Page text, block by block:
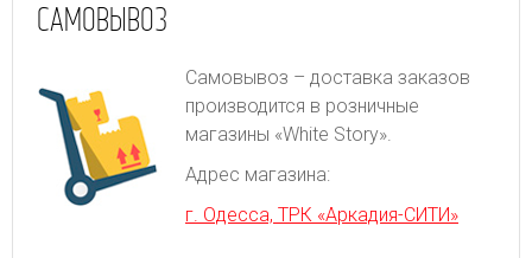
САМОВЫВОЗ
Самовывоз – доставка заказов
производится в розничные
магазины «White Story».
Адрес магазина:
г. Одесса, ТРК «Аркадия-СИТИ»